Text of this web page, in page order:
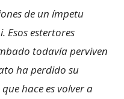
de un ímpetu
Esos estertores
todavía perviven
ha perdido su
hace es volver a